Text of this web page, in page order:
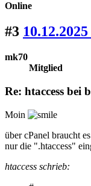
Online
#3
mk70
Mitglied
Re: htaccess bei
Moin
über cPanel braucht
nur die ".htaccess"
htaccess schrieb: